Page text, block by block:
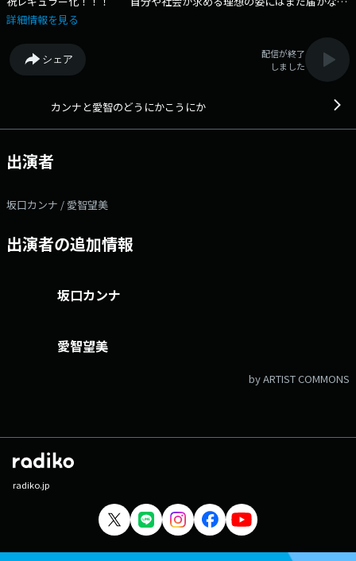
が、 概ね頑張っている… そんな“どうにかこうにか”生きている30代前
さんと肩を組みながら 社会に立ち向かっていく番組です。 この番組
は YouTube・Podcastと完全連動！！ 放送前にYouTubeでネタ会議
を、 Podcastではアフタートークをお楽しみいただけます♪ 番組
ス：doukou@fmfukuoka.jp メッセージフォーム：
詳細情報を見る
シェア
配信が終了
しました
カンナと愛智のどうにかこうにか
出演者
坂口カンナ / 愛智望美
出演者の追加情報
坂口カンナ
愛智望美
by ARTIST COMMONS
radiko.jp